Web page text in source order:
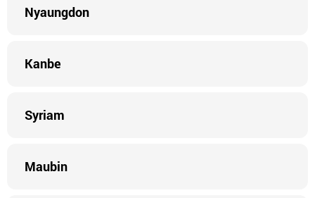
Nyaungdon
Kanbe
Syriam
Maubin